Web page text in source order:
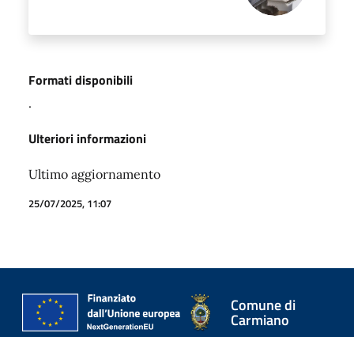
Formati disponibili
.
Ulteriori informazioni
Ultimo aggiornamento
25/07/2025, 11:07
Comune di
Carmiano